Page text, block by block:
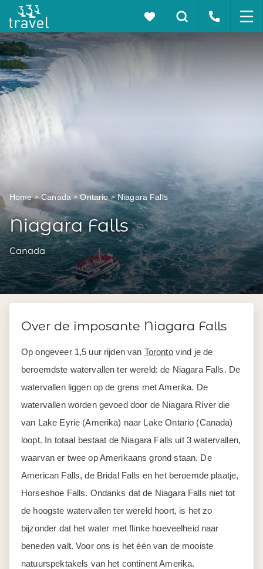
Home Canada Ontario Niagara Falls
Niagara Falls
Canada
Over de imposante Niagara Falls
Op ongeveer 1,5 uur rijden van Torontovind je de
beroemdste watervallen ter wereld: de Niagara Falls. De
watervallen liggen op de grens met Amerika. De
watervallen worden gevoed door de Niagara River die
van Lake Eyrie (Amerika) naar Lake Ontario (Canada)
loopt. In totaal bestaat de Niagara Falls uit 3 watervallen,
waarvan er twee op Amerikaans grond staan. De
American Falls, de Bridal Falls en het beroemde plaatje,
Horseshoe Falls. Ondanks dat de Niagara Falls niet tot
de hoogste watervallen ter wereld hoort, is het zo
bijzonder dat het water met flinke hoeveelheid naar
beneden valt. Voor ons is het één van de mooiste
natuurspektakels van het continent Amerika.